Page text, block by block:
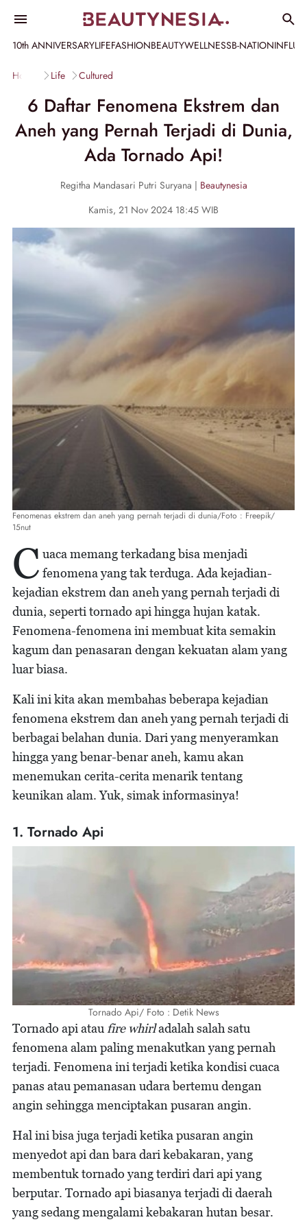
10th ANNIVERSARYLIFEFASHIONBEAUTYWELLNESSB-NATION
Home Life Cultured
6 Daftar Fenomena Ekstrem dan
Aneh yang Pernah Terjadi di Dunia,
Ada Tornado Api!
Regitha Mandasari Putri Suryana | Beautynesia
Kamis, 21 Nov 2024 18:45 WIB
Fenomenas ekstrem dan aneh yang pernah terjadi di dunia/Foto : Freepik/
15nut
C uaca memang terkadang bisa menjadi
fenomena yang tak terduga. Ada kejadian-
kejadian ekstrem dan aneh yang pernah terjadi di
dunia, seperti tornado api hingga hujan katak.
Fenomena-fenomena ini membuat kita semakin
kagum dan penasaran dengan kekuatan alam yang
luar biasa.
Kali ini kita akan membahas beberapa kejadian
fenomena ekstrem dan aneh yang pernah terjadi di
berbagai belahan dunia. Dari yang menyeramkan
hingga yang benar-benar aneh, kamu akan
menemukan cerita-cerita menarik tentang
keunikan alam. Yuk, simak informasinya!
1. Tornado Api
Tornado Api/ Foto : Detik News
Tornado api atau fire whirladalah salah satu
fenomena alam paling menakutkan yang pernah
terjadi. Fenomena ini terjadi ketika kondisi cuaca
panas atau pemanasan udara bertemu dengan
angin sehingga menciptakan pusaran angin.
Hal ini bisa juga terjadi ketika pusaran angin
menyedot api dan bara dari kebakaran, yang
membentuk tornado yang terdiri dari api yang
berputar. Tornado api biasanya terjadi di daerah
yang sedang mengalami kebakaran hutan besar.